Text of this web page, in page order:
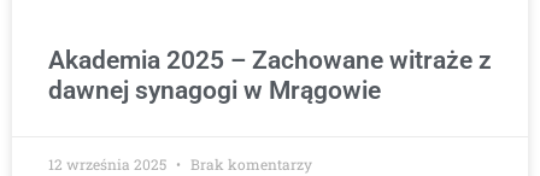
Akademia 2025 – Zachowane witraże z
dawnej synagogi w Mrągowie
12 września 2025 Brak komentarzy